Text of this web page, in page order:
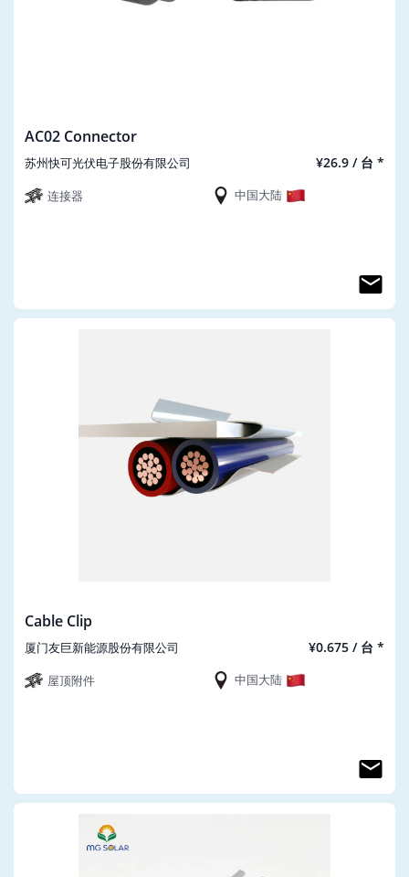
AC02 Connector
苏州快可光伏电子股份有限公司 ¥26.9 / 台 *
连接器 中国大陆
Cable Clip
厦门友巨新能源股份有限公司 ¥0.675 / 台 *
屋顶附件 中国大陆